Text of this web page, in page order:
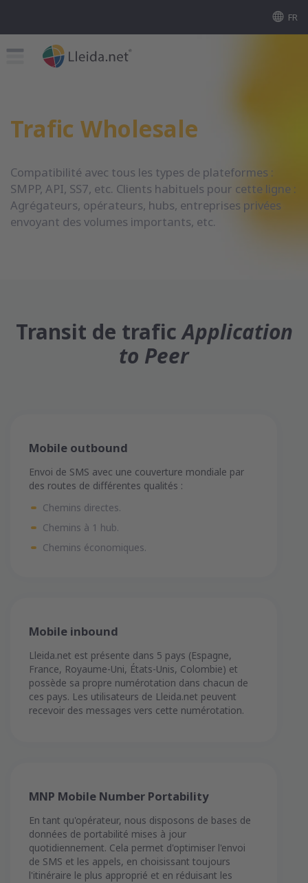
FR
Trafic Wholesale
Compatibilité avec tous les types de plateformes :
SMPP, API, SS7, etc. Clients habituels pour cette ligne :
Agrégateurs, opérateurs, hubs, entreprises privées
envoyant des volumes importants, etc.
Transit de traficApplication
to Peer
Mobile outbound
Envoi de SMS avec une couverture mondiale par
des routes de différentes qualités :
Chemins directes.
Chemins à 1 hub.
Chemins économiques.
Mobile inbound
Lleida.net est présente dans 5 pays (Espagne,
France, Royaume-Uni, États-Unis, Colombie) et
possède sa propre numérotation dans chacun de
ces pays. Les utilisateurs de Lleida.net peuvent
recevoir des messages vers cette numérotation.
MNP Mobile Number Portability
En tant qu'opérateur, nous disposons de bases de
données de portabilité mises à jour
quotidiennement. Cela permet d'optimiser l'envoi
de SMS et les appels, en choisissant toujours
l'itinéraire le plus approprié et en réduisant les